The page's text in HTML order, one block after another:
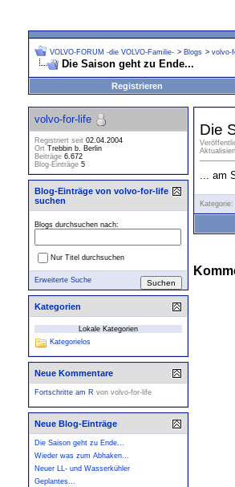
VOLVO-FORUM -die VOLVO-Familie- > Blogs > volvo-
Die Saison geht zu Ende...
Registrieren
Die
... am
Kategorie:
volvo-for-life
Registriert seit 02.04.2004
Ort Trebbin b. Berlin
Beiträge 6.672
Blog-Einträge 5
Blog-Einträge von volvo-for-life
suchen
Blogs durchsuchen nach:
Nur Titel durchsuchen
Erweiterte Suche
Kategorien
Lokale Kategorien
Kategorielos
Neue Kommentare
Fortschritte am R von volvo-for-life
Neue Blog-Einträge
Die Saison geht zu Ende...
Wieder was zum Abhaken...
Neuer LL- und Wasserkühler
Geplantes...